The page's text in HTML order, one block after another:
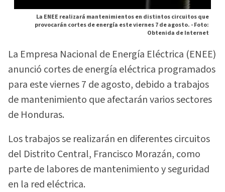
La ENEE realizará mantenimientos en distintos circuitos que
provocarán cortes de energía este viernes 7 de agosto. -Foto:
Obtenida de Internet
La Empresa Nacional de Energía Eléctrica (ENEE)
anunció cortes de energía eléctrica programados
para este viernes 7 de agosto, debido a trabajos
de mantenimiento que afectarán varios sectores
de Honduras.
Los trabajos se realizarán en diferentes circuitos
del Distrito Central, Francisco Morazán, como
parte de labores de mantenimiento y seguridad
en la red eléctrica.